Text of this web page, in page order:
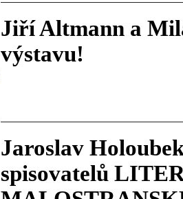
Jiří Altmann a
výstavu!
Jaroslav
spisovatelů